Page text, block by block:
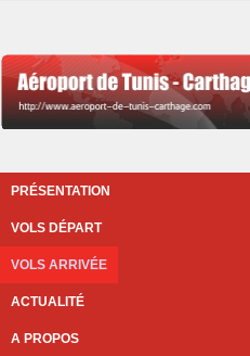
PRÉSENTATION
VOLS DÉPART
VOLS ARRIVÉE
ACTUALITÉ
A PROPOS